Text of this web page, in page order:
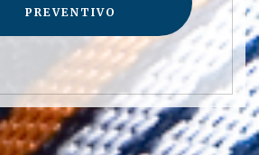
PREVENTIVO